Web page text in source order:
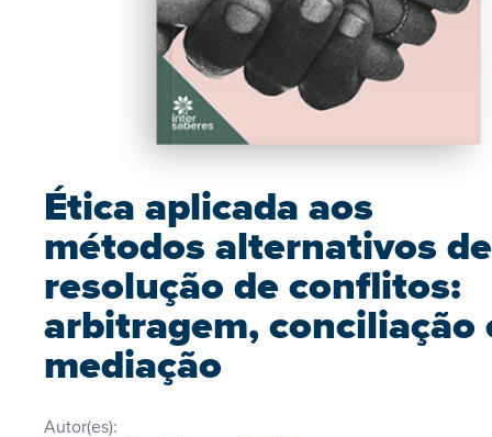
Ética aplicada aos
métodos alternativos de
resolução de conflitos:
arbitragem, conciliação
mediação
Autor(es):